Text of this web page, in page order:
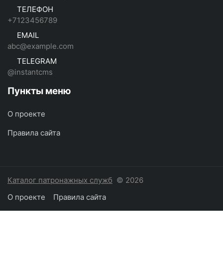
ТЕЛЕФОН
+7123456789
EMAIL
abc@example.com
TELEGRAM
@instantcms
Пункты меню
О проекте
Правила сайта
Каталог патронажных служб © 2026
О проекте
Правила сайта